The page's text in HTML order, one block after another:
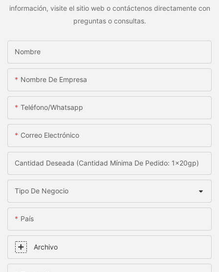
información, visite el sitio web o contáctenos directamente con
preguntas o consultas.
Nombre
Nombre De Empresa
Teléfono/whatsapp
Correo Electrónico
Cantidad Deseada (Cantidad Mínima De Pedido: 1x20gp)
Tipo De Negocio
País
Archivo